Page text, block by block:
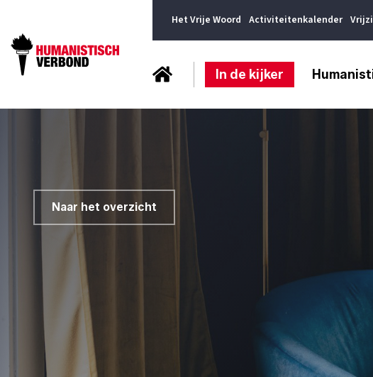
Het Vrije Woord Activiteitenkalender
In de kijker
Naar het overzicht